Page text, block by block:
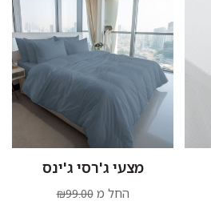
מצעי ג'רסי ג'ינס
החל מ ₪99.00